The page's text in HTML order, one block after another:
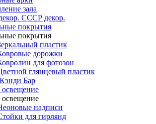
зала
СССР декор.
покрытия
покрытия
пластик
дорожки
для фотозон
глянцевый пластик
Бар
надписи
для гирлянд